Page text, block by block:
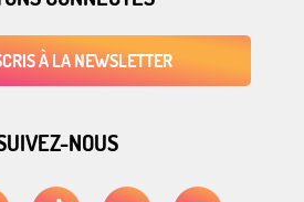
À LA NEWSLETTER
NOUS